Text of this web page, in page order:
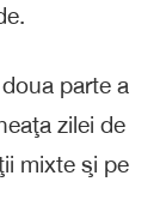
parte a
zilei de
mixte şi pe